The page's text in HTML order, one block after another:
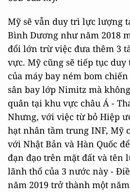
Mỹ sẽ vẫn duy trì lực lượng
Bình Dương như năm 2018
đổi lớn trừ việc đưa thêm 3
vực. Mỹ cũng sẽ tiếp tục
của máy bay ném bom
sân bay lớp Nimitz mà
quân tại khu vực châu Á -
Nhưng, với việc từ bỏ Hiệp
hạt nhân tầm trung INF, Mỹ
với Nhật Bản và Hàn Quốc
đạn đạo trên mặt đất và tên
lãnh thổ của 3 nước này -
năm 2019 trở thành một